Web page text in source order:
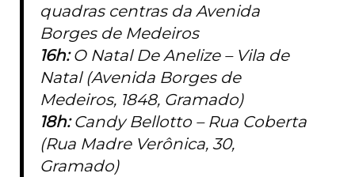
quadras centras da Avenida
Borges de Medeiros
16h:O Natal De Anelize – Vila de
Natal (Avenida Borges de
Medeiros, 1848, Gramado)
18h:Candy Bellotto – Rua Coberta
(Rua Madre Verônica, 30,
Gramado)